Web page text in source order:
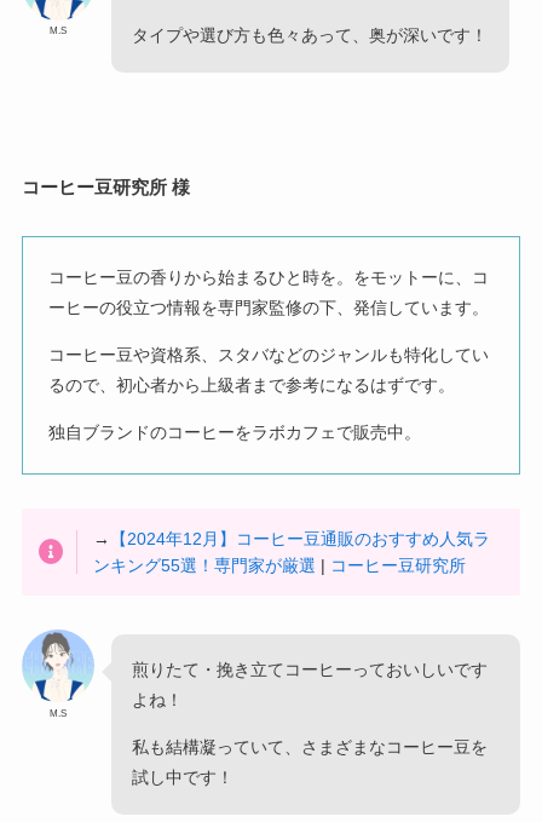
M.S タイプや選び方も色々あって、奥が深いです！
コーヒー豆研究所 様
コーヒー豆の香りから始まるひと時を。をモットーに、コ
ーヒーの役立つ情報を専門家監修の下、発信しています。
コーヒー豆や資格系、スタバなどのジャンルも特化してい
るので、初心者から上級者まで参考になるはずです。
独自ブランドのコーヒーをラボカフェで販売中。
→
【2024年12月】コーヒー豆通販のおすすめ人気ラ
ンキング55選！専門家が厳選 | コーヒー豆研究所
M.S
煎りたて・挽き立てコーヒーっておいしいです
よね！
私も結構凝っていて、さまざまなコーヒー豆を
試し中です！